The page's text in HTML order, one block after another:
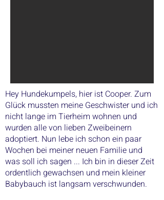
Hey Hundekumpels, hier ist Cooper. Zum
Glück mussten meine Geschwister und ich
nicht lange im Tierheim wohnen und
wurden alle von lieben Zweibeinern
adoptiert. Nun lebe ich schon ein paar
Wochen bei meiner neuen Familie und
was soll ich sagen ... Ich bin in dieser Zeit
ordentlich gewachsen und mein kleiner
Babybauch ist langsam verschwunden.